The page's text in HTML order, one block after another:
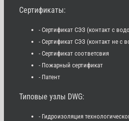
Сертификаты:
- Сертификат СЭЗ (контакт с
- Сертификат СЭЗ (контакт не с
- Сертификат соответсвия
- Пожарный сертификат
- Патент
Типовые узлы DWG:
- Гидроизоляция